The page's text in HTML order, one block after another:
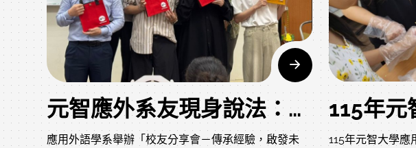
元智應外系友現身說法：用語言優勢「直通科技大廠」
應用外語學系舉辦「校友分享會－傳承經驗，啟發未
115年元智大學